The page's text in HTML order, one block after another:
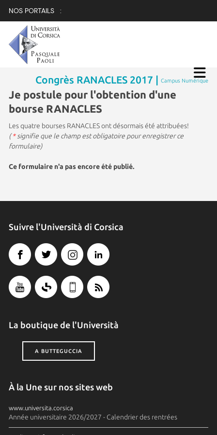
NOS PORTAILS :
Congrès RANACLES 2017 |Campus Numérique
Je postule pour l'obtention d'une
bourse RANACLES
Les quatre bourses RANACLES ont désormais été attribuées!
(* signifie que le champ est obligatoire pour enregistrer ce
formulaire)
Ce formulaire n'a pas encore été publié.
Suivre l'Università di Corsica
La boutique de l'Università
A BUTTEGUCCIA
À la Une sur nos sites web
www.universita.corsica
Année universitaire 2026/2027 - Calendrier des rentrées